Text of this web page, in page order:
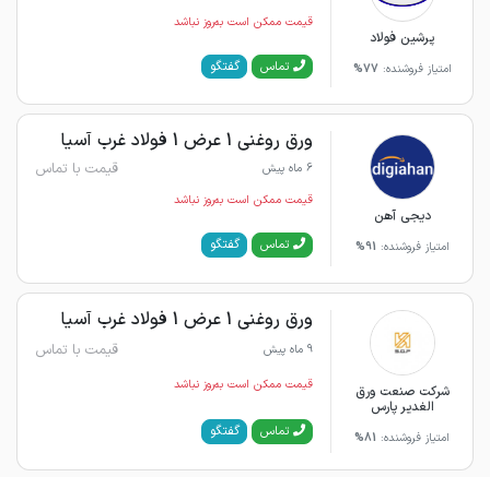
پرشین فولاد
امتیاز فروشنده: 77%
قیمت ممکن است به‌روز نباشد
تماس گفتگو
دیجی آهن
امتیاز فروشنده: 91%
ورق روغنی 1 عرض 1 فولاد غرب آسیا
6 ماه پیش قیمت با تماس
قیمت ممکن است به‌روز نباشد
تماس گفتگو
شرکت صنعت ورق
الغدیر پارس
امتیاز فروشنده: 81%
ورق روغنی 1 عرض 1 فولاد غرب آسیا
9 ماه پیش قیمت با تماس
قیمت ممکن است به‌روز نباشد
تماس گفتگو